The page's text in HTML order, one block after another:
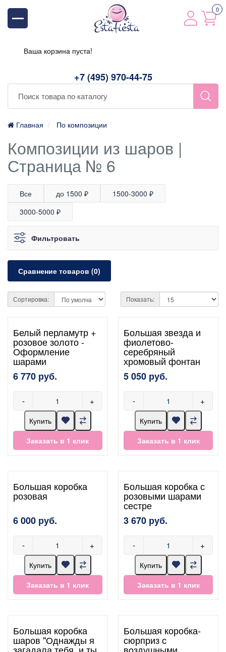
+7 (495) 970-44-75
0
Ваша корзина пуста!
Главная По композиции
Композиции из шаров |
Страница № 6
Все до 1500 ₽
1500-3000 ₽
3000-5000 ₽
Фильтровать
Сравнение товаров (0)
Сортировка: Показать:
Белый перламутр +
розовое золото -
Оформление
шарами
6 770 руб.
- +
Купить
Заказать в 1 клик
Большая звезда и
фиолетово-
серебряный
хромовый фонтан
5 050 руб.
- +
Купить
Заказать в 1 клик
Большая коробка
розовая
6 000 руб.
- +
Купить
Заказать в 1 клик
Большая коробка с
розовыми шарами
сестре
3 670 руб.
- +
Купить
Заказать в 1 клик
Большая коробка
шаров "Однажды я
загадала тебя, и ты
Большая коробка-
сюрприз с
воздушными